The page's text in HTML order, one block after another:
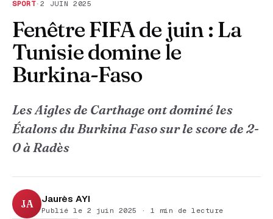
SPORT·2 JUIN 2025
Fenêtre FIFA de juin : La
Tunisie domine le
Burkina-Faso
Les Aigles de Carthage ont dominé les
Étalons du Burkina Faso sur le score de 2-
0 à Radès
JA Jaurès AYI
Publié le 2 juin 2025 · 1 min de lecture